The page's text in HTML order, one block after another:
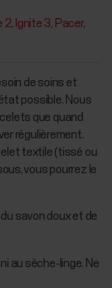
2 Ignite 3 Pacer
de soins et
possible. Nous
que quand
régulièrement.
textile (tissé ou
vous pourrez le
savon doux et de
au sèche-linge. Ne